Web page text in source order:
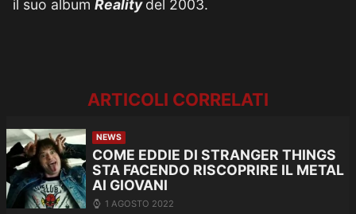
il suo album Realitydel 2003.
ARTICOLI CORRELATI
NEWS
COME EDDIE DI STRANGER THINGS
STA FACENDO RISCOPRIRE IL METAL
AI GIOVANI
1 AGOSTO 2022